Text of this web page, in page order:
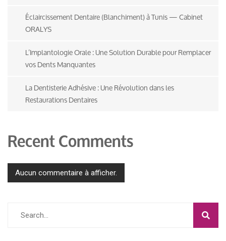
Éclaircissement Dentaire (Blanchiment) à Tunis — Cabinet
ORALYS
L’Implantologie Orale : Une Solution Durable pour Remplacer
vos Dents Manquantes
La Dentisterie Adhésive : Une Révolution dans les
Restaurations Dentaires
Recent Comments
Aucun commentaire à afficher.